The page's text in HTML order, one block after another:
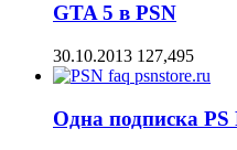
GTA 5 в PSN
30.10.2013 127,495
Одна подписка PS